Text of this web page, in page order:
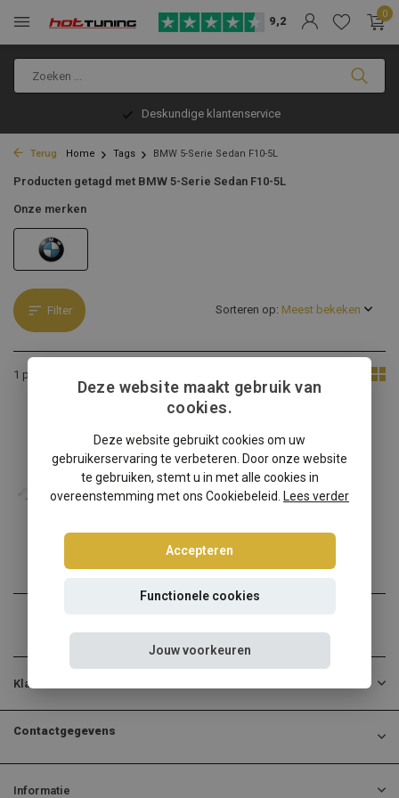
9,2
0
Deskundige klantenservice
Terug Home Tags BMW 5-Serie Sedan F10-5L
Producten getagd met BMW 5-Serie Sedan F10-5L
Onze merken
Filter
1 product
Sorteren op:
BMW 5-Serie Sedan F10-5L schroefset
BMW 5-Serie Sedan F10-5L?...
€390,00
Klantenservice
Contactgegevens
Informatie
Deze website maakt gebruik van
cookies.
Deze website gebruikt cookies om uw
gebruikerservaring te verbeteren. Door onze website
te gebruiken, stemt u in met alle cookies in
overeenstemming met ons Cookiebeleid.
Lees verder
Accepteren
Functionele cookies
Jouw voorkeuren